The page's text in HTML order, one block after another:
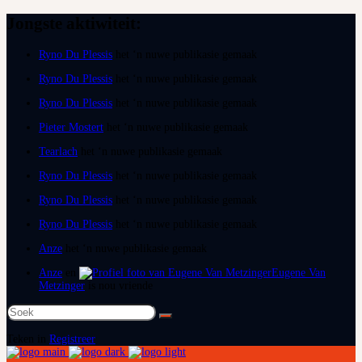
Ryno Du Plessis
Ryno Du Plessis
Ryno Du Plessis
Pieter Mostert
Tearlach
Ryno Du Plessis
Ryno Du Plessis
Ryno Du Plessis
Anze
Anze
Eugene Van
Metzinger
Soek
na:
Registreer